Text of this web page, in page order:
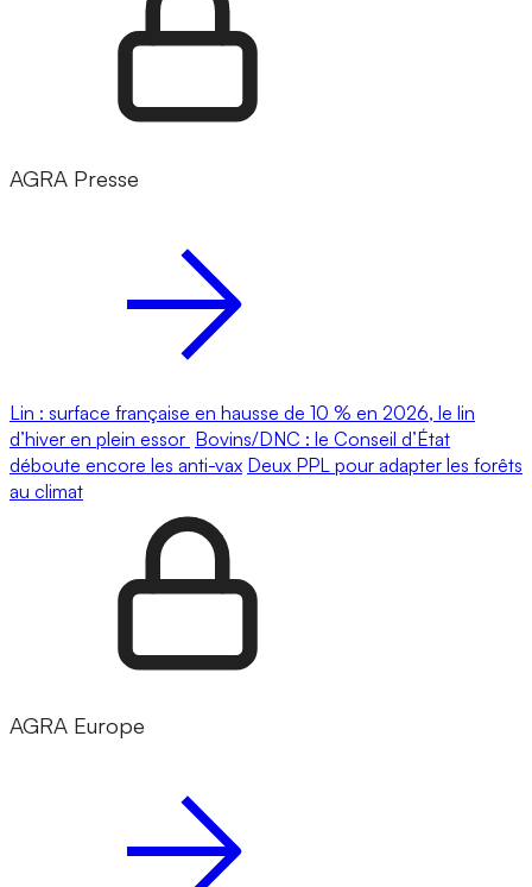
AGRA Presse
Lin : surface française en hausse de 10 % en 2026, le lin
d’hiver en plein essor Bovins/DNC : le Conseil d’État
déboute encore les anti-vax Deux PPL pour adapter les forêts
au climat
AGRA Europe